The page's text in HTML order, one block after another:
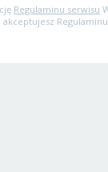
Regulaminu serwisu